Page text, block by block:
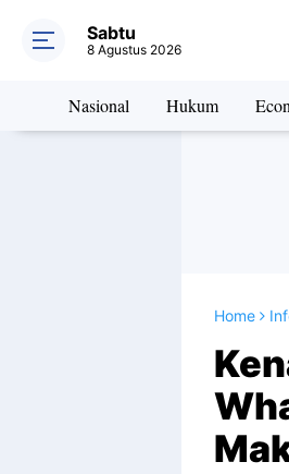
Sabtu
8 Agustus 2026
Nasional Hukum
Home